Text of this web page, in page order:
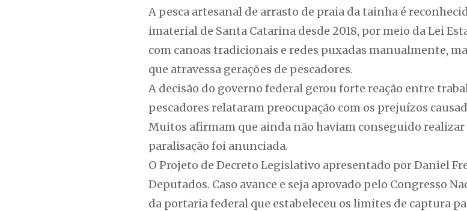
A pesca artesanal de arrasto de praia da tainha é
imaterial de Santa Catarina desde 2018, por meio da Lei
com canoas tradicionais e redes puxadas manualmente,
que atravessa gerações de pescadores.
A decisão do governo federal gerou forte reação entre
pescadores relataram preocupação com os prejuízos
Muitos afirmam que ainda não haviam conseguido
paralisação foi anunciada.
O Projeto de Decreto Legislativo apresentado por Daniel
Deputados. Caso avance e seja aprovado pelo Congresso
da portaria federal que estabeleceu os limites de captura